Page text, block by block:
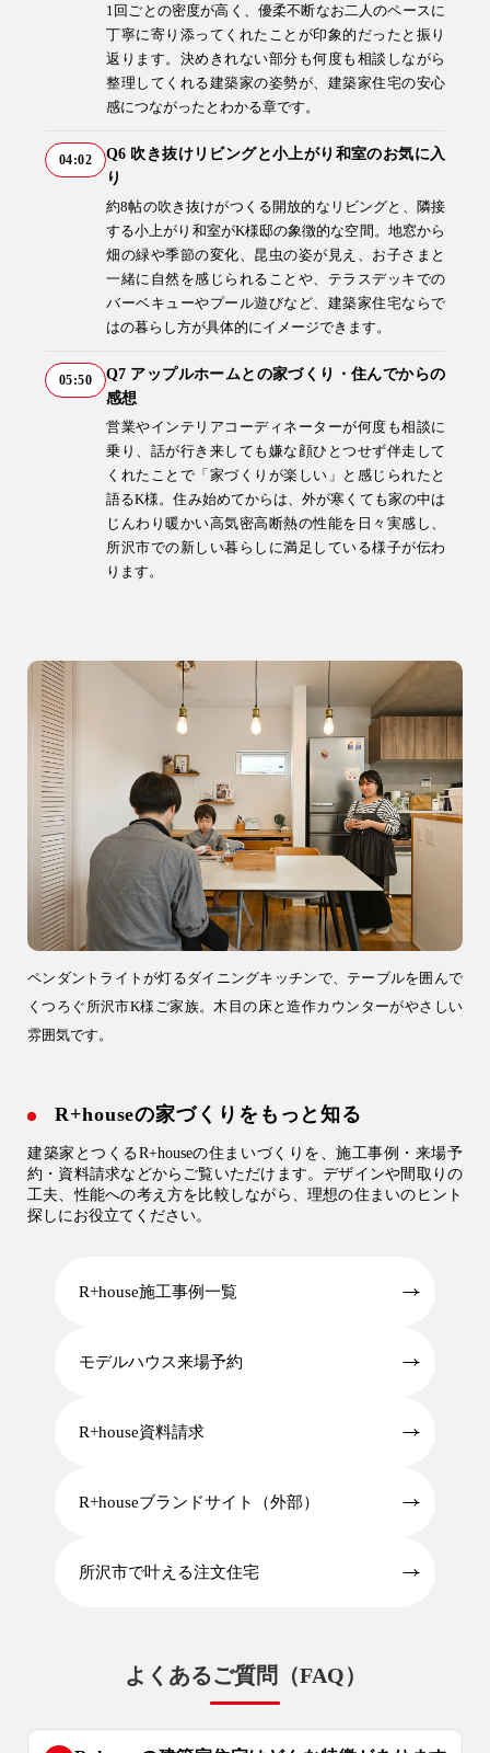
1回ごとの密度が高く、優柔不断なお二人のペースに
丁寧に寄り添ってくれたことが印象的だったと振り
返ります。決めきれない部分も何度も相談しながら
整理してくれる建築家の姿勢が、建築家住宅の安心
感につながったとわかる章です。
04:02
Q6 吹き抜けリビングと小上がり和室のお気に入
り
約8帖の吹き抜けがつくる開放的なリビングと、隣接
する小上がり和室がK様邸の象徴的な空間。地窓から
畑の緑や季節の変化、昆虫の姿が見え、お子さまと
一緒に自然を感じられることや、テラスデッキでの
バーベキューやプール遊びなど、建築家住宅ならで
はの暮らし方が具体的にイメージできます。
05:50
Q7 アップルホームとの家づくり・住んでからの
感想
営業やインテリアコーディネーターが何度も相談に
乗り、話が行き来しても嫌な顔ひとつせず伴走して
くれたことで「家づくりが楽しい」と感じられたと
語るK様。住み始めてからは、外が寒くても家の中は
じんわり暖かい高気密高断熱の性能を日々実感し、
所沢市での新しい暮らしに満足している様子が伝わ
ります。
ペンダントライトが灯るダイニングキッチンで、テーブルを囲んで
くつろぐ所沢市K様ご家族。木目の床と造作カウンターがやさしい
雰囲気です。
R+houseの家づくりをもっと知る
建築家とつくるR+houseの住まいづくりを、施工事例・来場予
約・資料請求などからご覧いただけます。デザインや間取りの
工夫、性能への考え方を比較しながら、理想の住まいのヒント
探しにお役立てください。
R+house施工事例一覧
モデルハウス来場予約
R+house資料請求
R+houseブランドサイト（外部）
所沢市で叶える注文住宅
よくあるご質問（FAQ）
注文住宅 リフォーム
アフターメンテナンス 安心保証制度
ブログ・コラム スタッフ紹介
注文住宅
リフォーム・
リノベーション
（定休／水曜日）